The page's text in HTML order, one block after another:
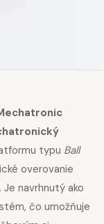
typu Ball
overovanie
navrhnutý ako
čo umožňuje